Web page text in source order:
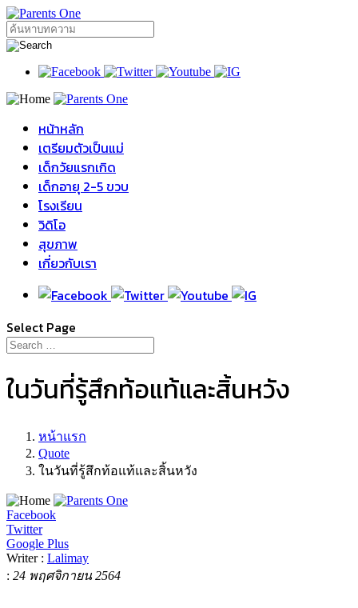
หน้าหลัก
เตรียมตัวเป็นแม่
เด็กวัยแรกเกิด
เด็กอายุ 2-5 ขวบ
โรงเรียน
วิดิโอ
สุขภาพ
เกี่ยวกับเรา
Select Page
ในวันที่รู้สึกท้อแท้และสิ้นหวัง
หน้าแรก
Quote
ในวันที่รู้สึกท้อแท้และสิ้นหวัง
Facebook
Twitter
Google Plus
Writer : Lalimay
: 24 พฤศจิกายน 2564